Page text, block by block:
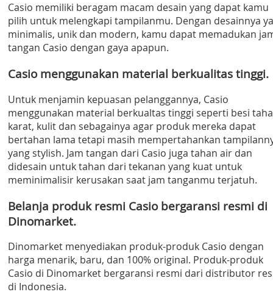
Casio memiliki beragam macam desain yang dapat kamu
pilih untuk melengkapi tampilanmu. Dengan desainnya
minimalis, unik dan modern, kamu dapat memadukan
tangan Casio dengan gaya apapun.
Casio menggunakan material berkualitas tinggi.
Untuk menjamin kepuasan pelanggannya, Casio
menggunakan material berkualtas tinggi seperti besi
karat, kulit dan sebagainya agar produk mereka dapat
bertahan lama tetapi masih mempertahankan
yang stylish. Jam tangan dari Casio juga tahan air dan
didesain untuk tahan dari tekanan yang kuat untuk
meminimalisir kerusakan saat jam tanganmu terjatuh.
Belanja produk resmi Casio bergaransi resmi di
Dinomarket.
Dinomarket menyediakan produk-produk Casio dengan
harga menarik, baru, dan 100% original. Produk-produk
Casio di Dinomarket bergaransi resmi dari distributor
di Indonesia.